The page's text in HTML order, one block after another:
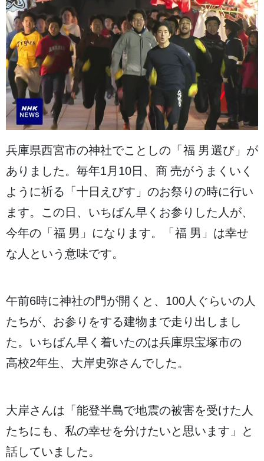
兵庫県西宮市の神社でことしの「 福男 選び」が
ありました。 毎年1 月 10日 、 商売がうまくいく
ように祈る「 十日 えびす」のお祭 りの時に行い
ます。この 日 、いちばん早 くお参 りした 人 が、
今年の「 福男 」になります。「 福男 」は幸せ
な 人 という 意味です。
午前6時に神社の門が開 くと、100人 ぐらいの 人
たちが、お参 りをする建物 まで走 り 出 しまし
た。いちばん早 く 着いたのは兵庫県宝塚市の
高校2年生、 大岸史弥さんでした。
大岸さんは「 能登半島で地震の被害を受けた 人
たちにも、 私の幸せを分けたいと 思います」と
話していました。